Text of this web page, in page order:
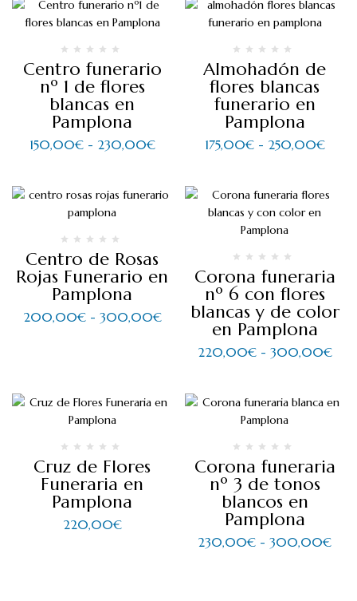
Centro funerario
nº 1 de flores
blancas en
Pamplona
150,00€ - 230,00€
Almohadón de
flores blancas
funerario en
Pamplona
175,00€ - 250,00€
Centro de Rosas
Rojas Funerario en
Pamplona
200,00€ - 300,00€
Corona funeraria
nº 6 con flores
blancas y de color
en Pamplona
220,00€ - 300,00€
Cruz de Flores
Funeraria en
Pamplona
220,00€
Corona funeraria
nº 3 de tonos
blancos en
Pamplona
230,00€ - 300,00€